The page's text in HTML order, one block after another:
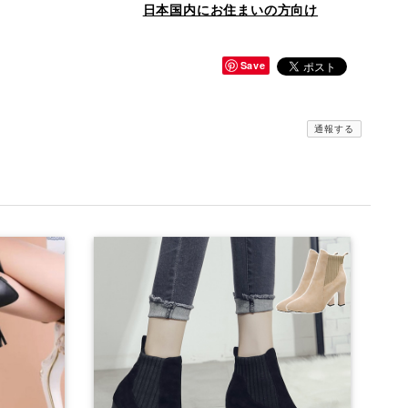
日本国内にお住まいの方向け
Save
通報する